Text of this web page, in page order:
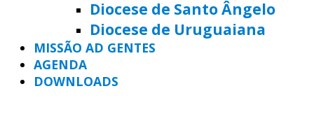
Diocese de Santo Ângelo
Diocese de Uruguaiana
MISSÃO AD GENTES
AGENDA
DOWNLOADS